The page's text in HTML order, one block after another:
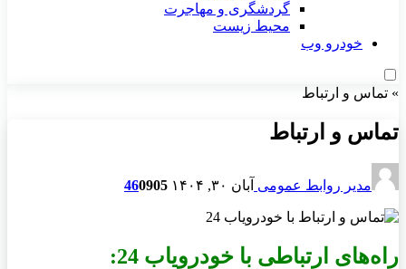
گردشگری و مهاجرت
محیط زیست
خودرو وب
» تماس و ارتباط
تماس و ارتباط
مدیر روابط عمومی آبان ۳۰, ۱۴۰۴ 460905
راه‌های ارتباطی با خودرویاب 24: